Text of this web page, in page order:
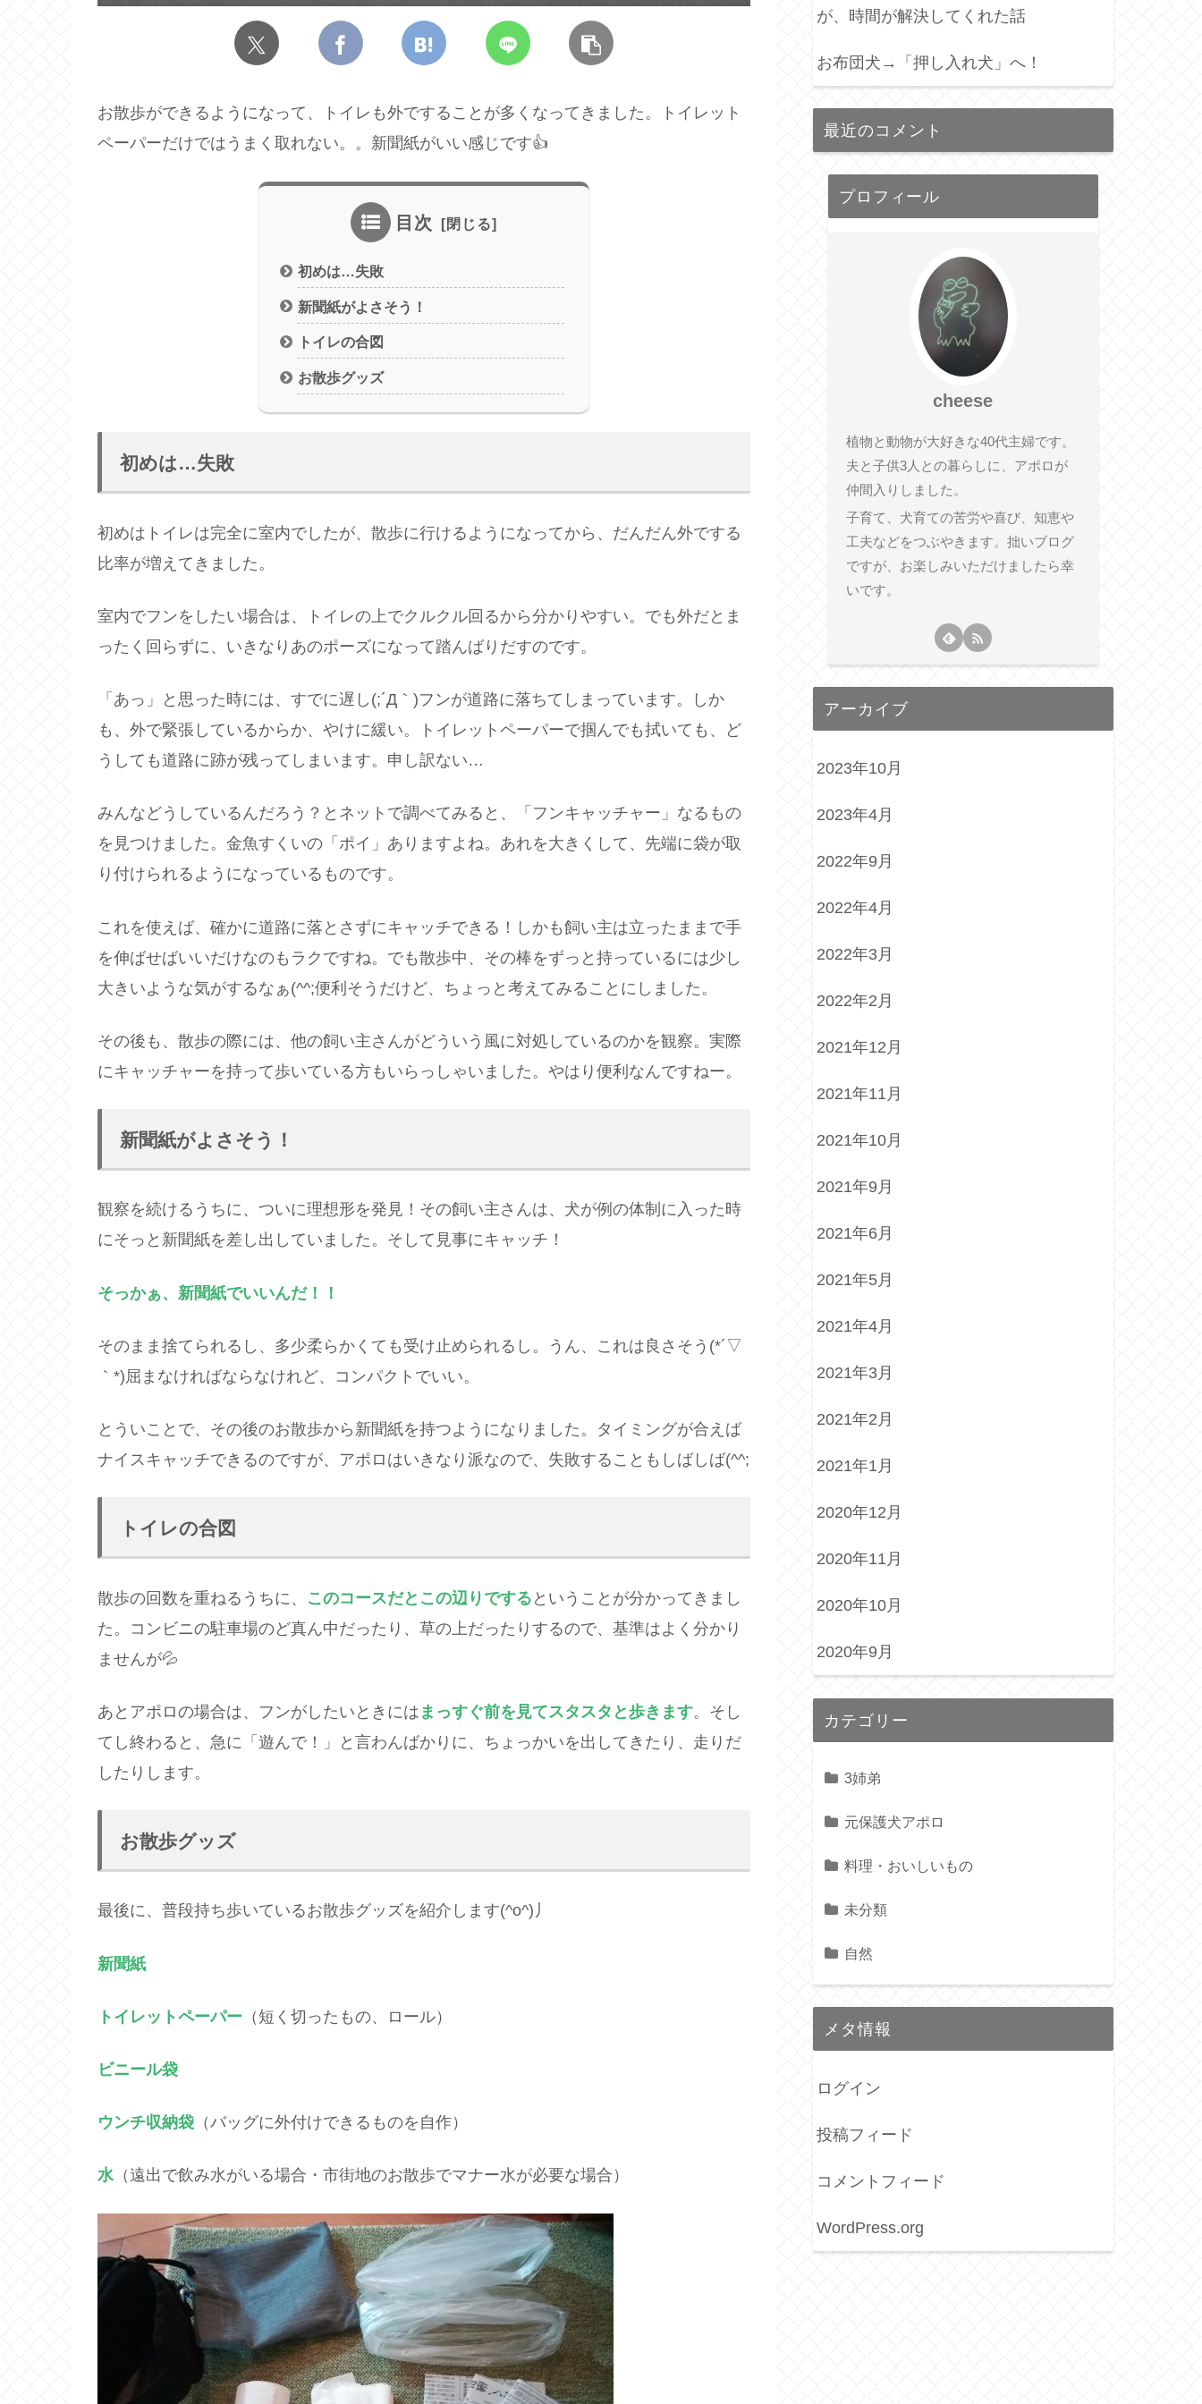
お散歩ができるようになって、トイレも外ですることが多くなってきました。トイレット
ペーパーだけではうまく取れない。。新聞紙がいい感じです👍
目次
初めは…失敗
新聞紙がよさそう！
トイレの合図
お散歩グッズ
初めは…失敗
初めはトイレは完全に室内でしたが、散歩に行けるようになってから、だんだん外でする
比率が増えてきました。
室内でフンをしたい場合は、トイレの上でクルクル回るから分かりやすい。でも外だとま
ったく回らずに、いきなりあのポーズになって踏んばりだすのです。
「あっ」と思った時には、すでに遅し(;´Д｀)フンが道路に落ちてしまっています。しか
も、外で緊張しているからか、やけに緩い。トイレットペーパーで掴んでも拭いても、ど
うしても道路に跡が残ってしまいます。申し訳ない…
みんなどうしているんだろう？とネットで調べてみると、「フンキャッチャー」なるもの
を見つけました。金魚すくいの「ポイ」ありますよね。あれを大きくして、先端に袋が取
り付けられるようになっているものです。
これを使えば、確かに道路に落とさずにキャッチできる！しかも飼い主は立ったままで手
を伸ばせばいいだけなのもラクですね。でも散歩中、その棒をずっと持っているには少し
大きいような気がするなぁ(^^;便利そうだけど、ちょっと考えてみることにしました。
その後も、散歩の際には、他の飼い主さんがどういう風に対処しているのかを観察。実際
にキャッチャーを持って歩いている方もいらっしゃいました。やはり便利なんですねー。
新聞紙がよさそう！
観察を続けるうちに、ついに理想形を発見！その飼い主さんは、犬が例の体制に入った時
にそっと新聞紙を差し出していました。そして見事にキャッチ！
そっかぁ、新聞紙でいいんだ！！
そのまま捨てられるし、多少柔らかくても受け止められるし。うん、これは良さそう(*´▽
｀*)屈まなければならなけれど、コンパクトでいい。
とういことで、その後のお散歩から新聞紙を持つようになりました。タイミングが合えば
ナイスキャッチできるのですが、アポロはいきなり派なので、失敗することもしばしば(^^;
トイレの合図
散歩の回数を重ねるうちに、 このコースだとこの辺りでする ということが分かってきまし
た。コンビニの駐車場のど真ん中だったり、草の上だったりするので、基準はよく分かり
ませんが💦
あとアポロの場合は、フンがしたいときには まっすぐ前を見てスタスタと歩きます。そし
てし終わると、急に「遊んで！」と言わんばかりに、ちょっかいを出してきたり、走りだ
したりします。
お散歩グッズ
最後に、普段持ち歩いているお散歩グッズを紹介します(^o^)丿
新聞紙
トイレットペーパー （短く切ったもの、ロール）
ビニール袋
ウンチ収納袋 （バッグに外付けできるものを自作）
水 （遠出で飲み水がいる場合・市街地のお散歩でマナー水が必要な場合）
が、時間が解決してくれた話
お布団犬→「押し入れ犬」へ！
最近のコメント
プロフィール
cheese
植物と動物が大好きな40代主婦です。
夫と子供3人との暮らしに、アポロが
仲間入りしました。
子育て、犬育ての苦労や喜び、知恵や
工夫などをつぶやきます。拙いブログ
ですが、お楽しみいただけましたら幸
いです。
アーカイブ
2023年10月
2023年4月
2022年9月
2022年4月
2022年3月
2022年2月
2021年12月
2021年11月
2021年10月
2021年9月
2021年6月
2021年5月
2021年4月
2021年3月
2021年2月
2021年1月
2020年12月
2020年11月
2020年10月
2020年9月
カテゴリー
3姉弟
元保護犬アポロ
料理・おいしいもの
未分類
自然
メタ情報
ログイン
投稿フィード
コメントフィード
WordPress.org